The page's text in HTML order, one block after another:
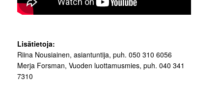
Lisätietoja:
Riina Nousiainen, asiantuntija, puh. 050 310 6056
Merja Forsman, Vuoden luottamusmies, puh. 040 341
7310